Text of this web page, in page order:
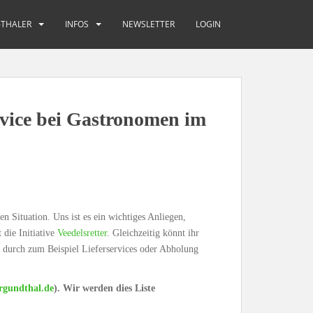
INFOS NEWSLETTER LOGIN
bei Gastronomen im
Situation. Uns ist es ein wichtiges Anliegen,
die Initiative Veedelsretter. Gleichzeitig könnt ihr
zum Beispiel Lieferservices oder Abholung
). Wir werden dies Liste